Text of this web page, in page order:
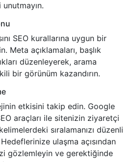
SEO kurallarına uygun bir
Meta açıklamaları, başlık
düzenleyerek, arama
bir görünüm kazandırın.
etkisini takip edin. Google
araçları ile sitenizin ziyaretçi
sıralamanızı düzenli
ulaşma açısından
gözlemleyin ve gerektiğinde